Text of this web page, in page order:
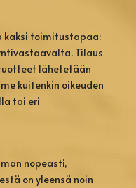
kaksi toimitustapaa:
Tilaus
lähetetään
kuitenkin oikeuden
tai eri
nopeasti,
on yleensä noin